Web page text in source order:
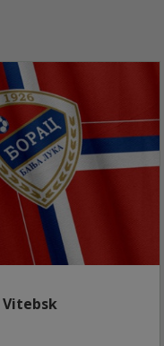
Vitebsk